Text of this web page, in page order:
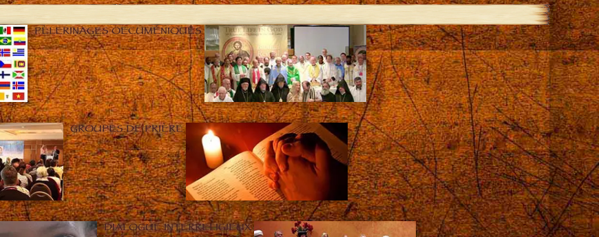
PÈLERINAGES OECUMÉNIQUES
GROUPES DE PRIÈRE
DIALOGUE INTERRELIGIEUX